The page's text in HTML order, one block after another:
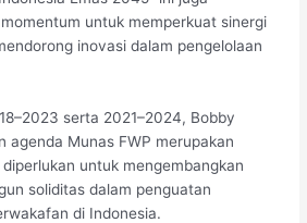
untuk memperkuat sinergi
inovasi dalam pengelolaan
serta 2021–2024, Bobby
agenda Munas FWP merupakan
untuk mengembangkan
soliditas dalam penguatan
di Indonesia.